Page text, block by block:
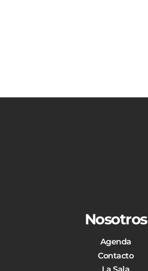
Nosotros
Agenda
Contacto